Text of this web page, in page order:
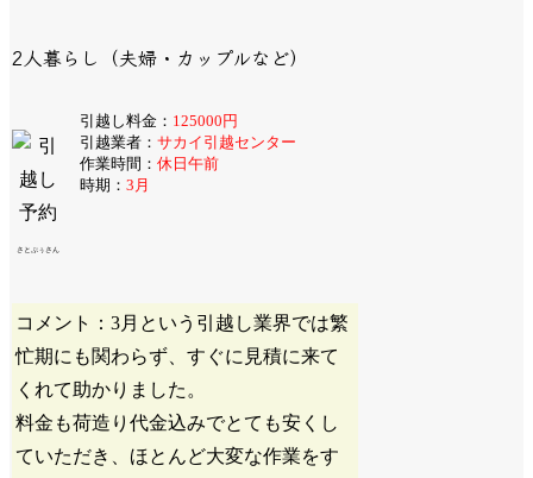
2人暮らし（夫婦・カップルなど）
さとぷぅさん
引越し料金： 125000円
引越業者： サカイ引越センター
作業時間： 休日午前
時期： 3月
コメント：3月という引越し業界では繁
忙期にも関わらず、すぐに見積に来て
くれて助かりました。
料金も荷造り代金込みでとても安くし
ていただき、ほとんど大変な作業をす